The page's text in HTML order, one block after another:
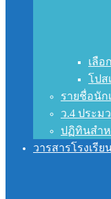
เลือ
โปส
รายชื่อนัก
ว.4 ประม
ปฏิทินสำห
วารสารโรงเรีย